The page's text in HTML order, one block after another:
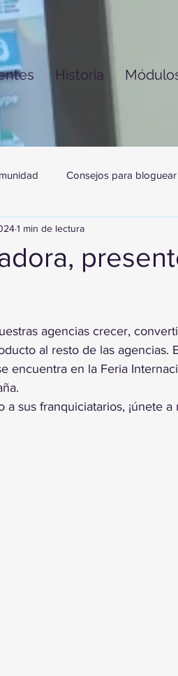
Historia
Consejos para bloguear
1 min de lectura
agencias crecer,
al resto de las agencias.
encuentra en la Feria
a sus franquiciatarios, ¡únete a